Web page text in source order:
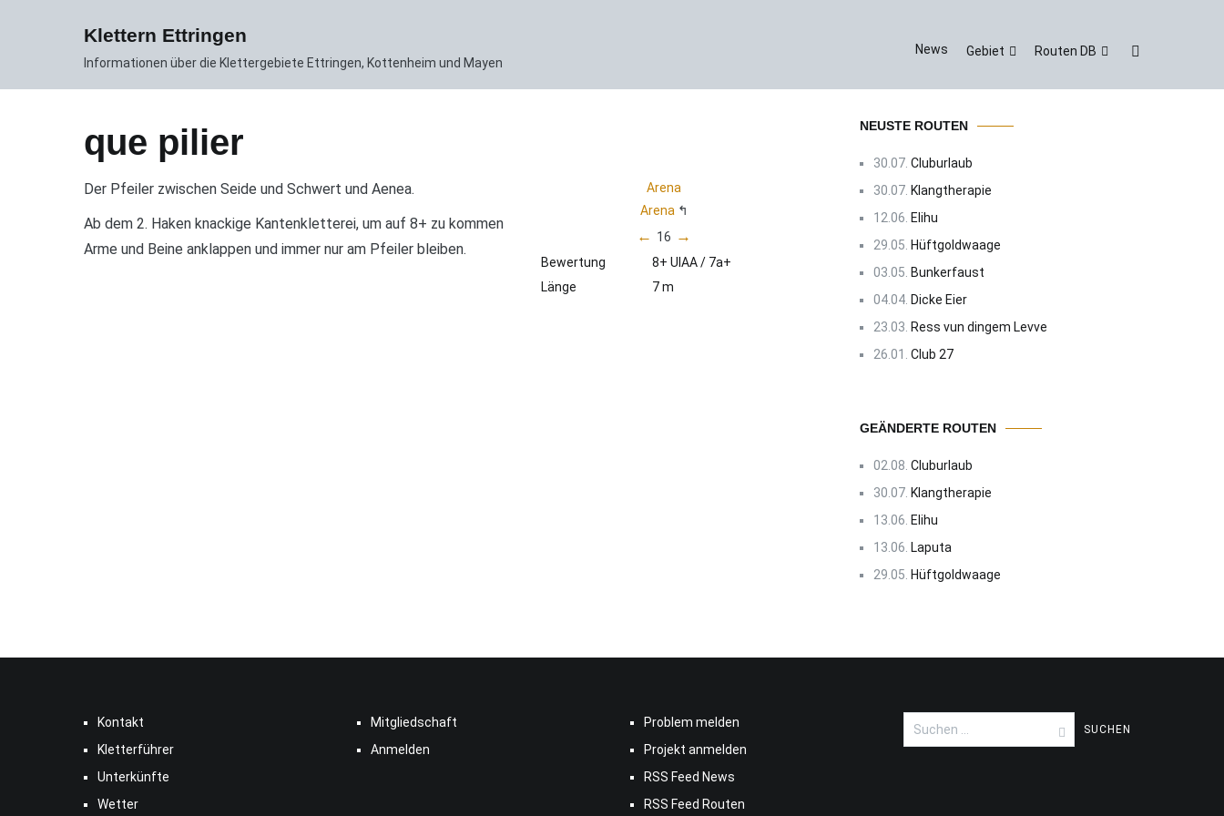
Klettern Ettringen
Informationen über die Klettergebiete Ettringen, Kottenheim und Mayen
News Gebiet Routen DB
que pilier
Der Pfeiler zwischen Seide und Schwert und Aenea.
Ab dem 2. Haken knackige Kantenkletterei, um auf 8+ zu kommen
Arme und Beine anklappen und immer nur am Pfeiler bleiben.
Arena
Arena
← 16 →
Bewertung
8+ UIAA / 7a+
Länge
7 m
NEUSTE ROUTEN
30.07. Cluburlaub
30.07. Klangtherapie
12.06. Elihu
29.05. Hüftgoldwaage
03.05. Bunkerfaust
04.04. Dicke Eier
23.03. Ress vun dingem Levve
26.01. Club 27
GEÄNDERTE ROUTEN
02.08. Cluburlaub
30.07. Klangtherapie
13.06. Elihu
13.06. Laputa
29.05. Hüftgoldwaage
Kontakt
Kletterführer
Unterkünfte
Wetter
Mitgliedschaft
Anmelden
Problem melden
Projekt anmelden
RSS Feed News
RSS Feed Routen
Suchen
nach: